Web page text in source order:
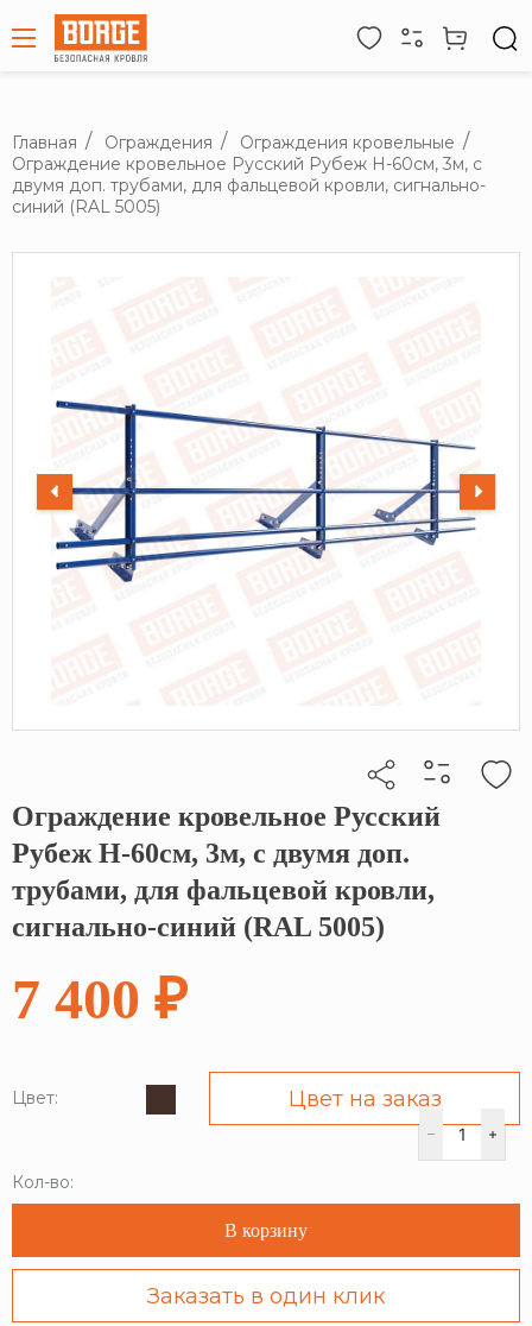
Главная Ограждения
Ограждения кровельные
Ограждение кровельное Русский Рубеж H-60см, 3м, с
двумя доп. трубами, для фальцевой кровли, сигнально-
синий (RAL 5005)
Кликните, чтобы скопировать прямую ссылку
Ограждение кровельное Русский
Рубеж H-60см, 3м, с двумя доп.
трубами, для фальцевой кровли,
сигнально-синий (RAL 5005)
7 400 ₽
Цвет: Цвет на заказ
Кол-во:
В корзину
Заказать в один клик